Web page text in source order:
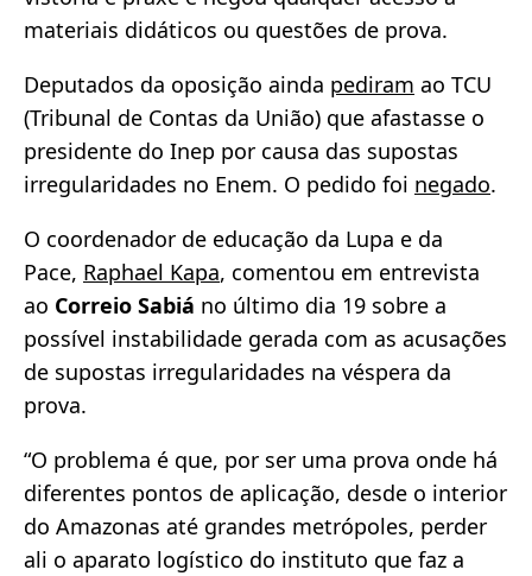
materiais didáticos ou questões de prova.
Deputados da oposição ainda pediram ao TCU
(Tribunal de Contas da União) que afastasse o
presidente do Inep por causa das supostas
irregularidades no Enem. O pedido foi negado.
O coordenador de educação da Lupa e da
Pace, Raphael Kapa, comentou em entrevista
ao Correio Sabiá no último dia 19 sobre a
possível instabilidade gerada com as acusações
de supostas irregularidades na véspera da
prova.
“O problema é que, por ser uma prova onde há
diferentes pontos de aplicação, desde o interior
do Amazonas até grandes metrópoles, perder
ali o aparato logístico do instituto que faz a